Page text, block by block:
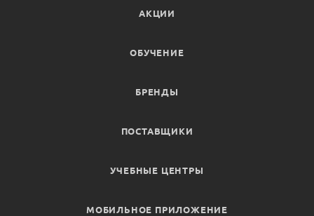
АКЦИИ
ОБУЧЕНИЕ
БРЕНДЫ
ПОСТАВЩИКИ
УЧЕБНЫЕ ЦЕНТРЫ
МОБИЛЬНОЕ ПРИЛОЖЕНИЕ